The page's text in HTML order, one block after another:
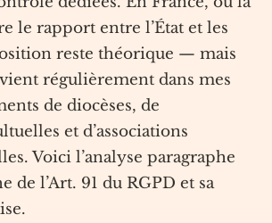
le rapport entre l’État et les
reste théorique — mais
régulièrement dans mes
de diocèses, de
et d’associations
Voici l’analyse paragraphe
de l’Art. 91 du RGPD et sa